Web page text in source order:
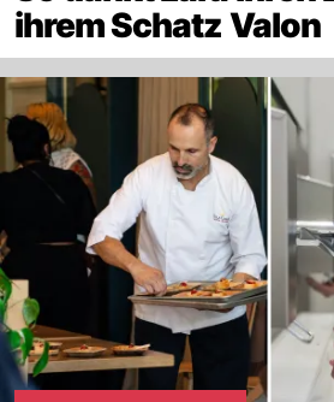
ihrem Schatz Valon